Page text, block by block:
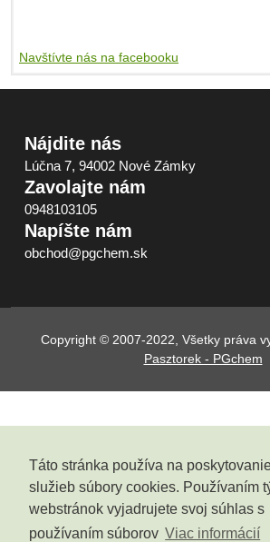
Táto stránka používa na
služieb súbory cookies. Používaním
webstránok vyjadrujete svoj súhlas s
používaním súborov Viac informácií
Navštívte nás na facebooku
Nájdite nás
Lúčna 7, 94002 Nové Zámky
Zavolajte nám
0948103105
Napíšte nám
obchod@pgchem.sk
Copyright © 2007-2022, Všetky práva
Pasztorek - PGchem